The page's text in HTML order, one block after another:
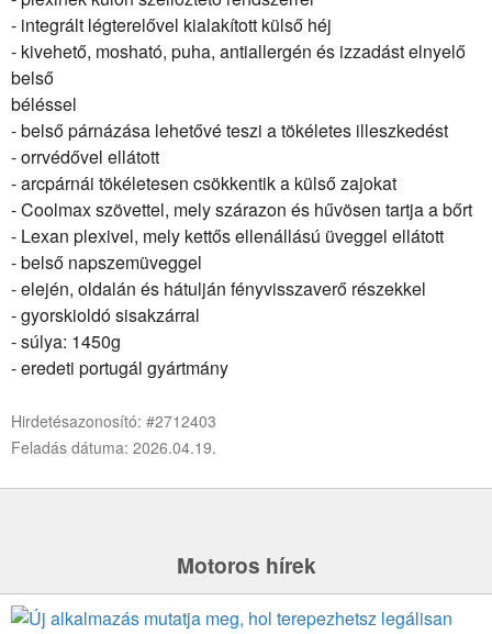
- integrált légterelővel kialakított külső héj
- kivehető, mosható, puha, antiallergén és izzadást elnyelő
belső
béléssel
- belső párnázása lehetővé teszi a tökéletes illeszkedést
- orrvédővel ellátott
- arcpárnái tökéletesen csökkentik a külső zajokat
- Coolmax szövettel, mely szárazon és hűvösen tartja a bőrt
- Lexan plexivel, mely kettős ellenállású üveggel ellátott
- belső napszemüveggel
- elején, oldalán és hátulján fényvisszaverő részekkel
- gyorskioldó sisakzárral
- súlya: 1450g
- eredeti portugál gyártmány
Hirdetésazonosító: #2712403
Feladás dátuma: 2026.04.19.
Motoros hírek